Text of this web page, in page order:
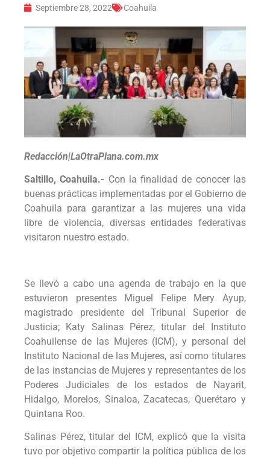
Septiembre 28, 2022 Coahuila
Redacción|LaOtraPlana.com.mx
Saltillo, Coahuila.- Con la finalidad de conocer las
buenas prácticas implementadas por el Gobierno de
Coahuila para garantizar a las mujeres una vida
libre de violencia, diversas entidades federativas
visitaron nuestro estado.
Se llevó a cabo una agenda de trabajo en la que
estuvieron presentes Miguel Felipe Mery Ayup,
magistrado presidente del Tribunal Superior de
Justicia; Katy Salinas Pérez, titular del Instituto
Coahuilense de las Mujeres (ICM), y personal del
Instituto Nacional de las Mujeres, así como titulares
de las instancias de Mujeres y representantes de los
Poderes Judiciales de los estados de Nayarit,
Hidalgo, Morelos, Sinaloa, Zacatecas, Querétaro y
Quintana Roo.
Salinas Pérez, titular del ICM, explicó que la visita
tuvo por objetivo compartir la política pública de los